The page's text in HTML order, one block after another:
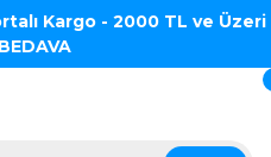
Kargo - 2000 TL ve Üzeri